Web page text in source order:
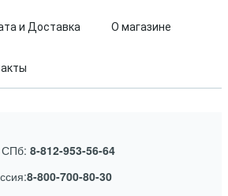
и Доставка О магазине
СПб: 8-812-953-56-64
8-800-700-80-30